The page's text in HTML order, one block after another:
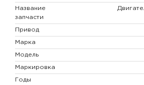
Название
запчасти
Привод
Марка
Модель
Маркировка
Годы